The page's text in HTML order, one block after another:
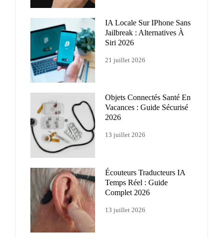
IA Locale Sur IPhone Sans
Jailbreak : Alternatives À
Siri 2026
21 juillet 2026
Objets Connectés Santé En
Vacances : Guide Sécurisé
2026
13 juillet 2026
Écouteurs Traducteurs IA
Temps Réel : Guide
Complet 2026
13 juillet 2026